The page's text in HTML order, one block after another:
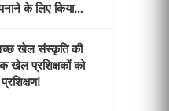
के लिए किया
खेल संस्कृति की
खेल प्रशिक्षकों को